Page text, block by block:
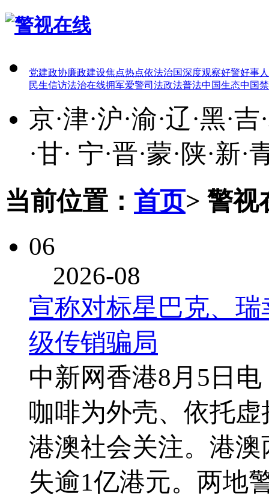
党建政协廉政建设焦点热点依法治国深度观察好警好事
民生信访法治在线拥军爱警司法政法普法中国生态中国
京·津·沪·渝·辽 ·黑·吉·
·甘· 宁·晋·蒙·陕·新·
当前位置： 首页> 警视
06
2026-08
宣称对标星巴克、
级传销骗局
中新网香港8月5日
咖啡为外壳、依托
港澳社会关注。港
失逾1亿港元。两地